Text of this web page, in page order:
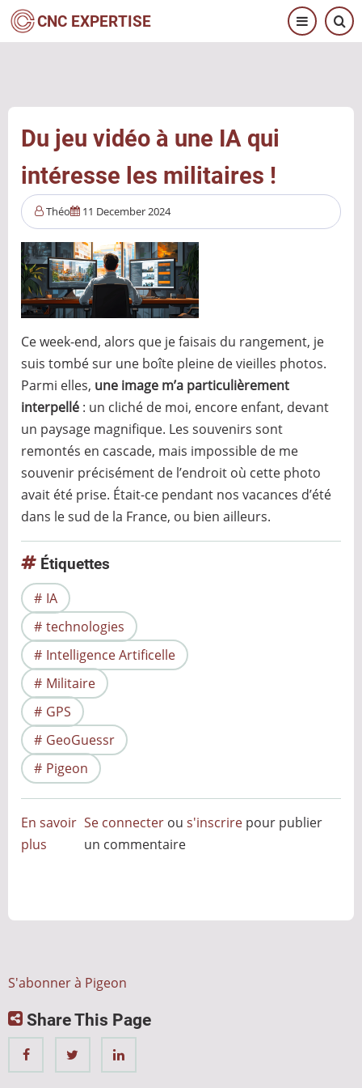
Aller
au
CNC EXPERTISE
Du jeu vidéo à une IA qui
intéresse les militaires !
Théo 11 December 2024
Ce week-end, alors que je faisais du rangement, je
suis tombé sur une boîte pleine de vieilles photos.
Parmi elles, une image m’a particulièrement
interpellé : un cliché de moi, encore enfant, devant
un paysage magnifique. Les souvenirs sont
remontés en cascade, mais impossible de me
souvenir précisément de l’endroit où cette photo
avait été prise. Était-ce pendant nos vacances d’été
dans le sud de la France, ou bien ailleurs.
Étiquettes
IA
technologies
Intelligence Artificelle
Militaire
GPS
GeoGuessr
Pigeon
En savoir
plus
intéresse
les
militaires
Se connecter ous'inscrire pour publier
un commentaire
S'abonner à Pigeon
Share This Page